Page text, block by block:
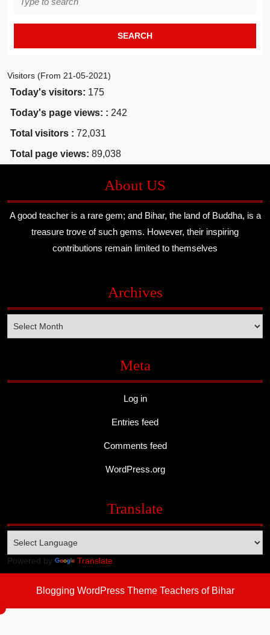
for:
Visitors (From 21-05-2021)
Today's visitors: 175
Today's page views: : 242
Total visitors : 72,031
Total page views: 89,038
About US
A good teacher is a rare gem; and Bihar, the land of Buddha, is a
treasure trove of such gems. However, their inspiring
contributions remain limited to themselves
Archives
Meta
Log in
Entries feed
Comments feed
WordPress.org
Translate
Powered by Translate
Blogging WordPress ThemeTeachers of Bihar